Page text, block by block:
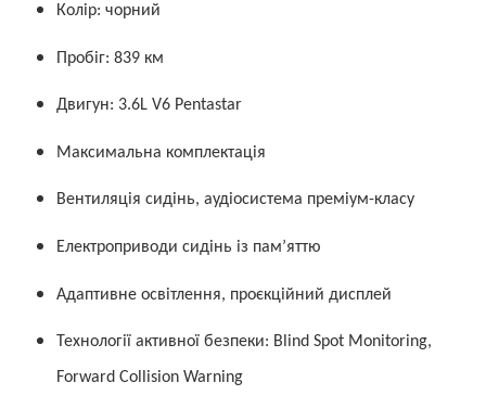
Колір: чорний
Пробіг: 839 км
Двигун: 3.6L V6 Pentastar
Максимальна комплектація
Вентиляція сидінь, аудіосистема преміум-класу
Електроприводи сидінь із пам’яттю
Адаптивне освітлення, проєкційний дисплей
Технології активної безпеки: Blind Spot Monitoring,
Forward Collision Warning